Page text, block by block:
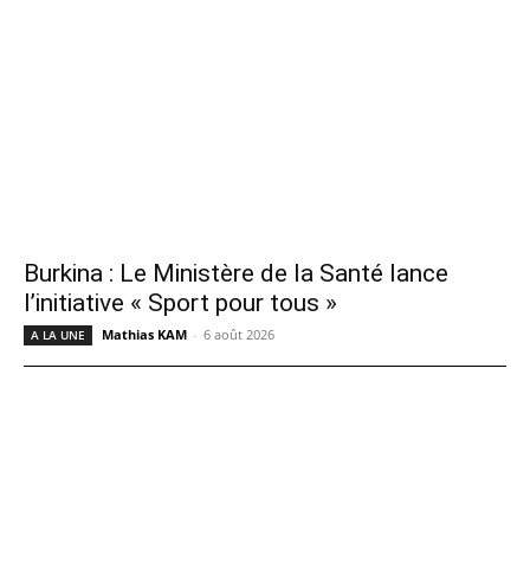
Burkina : Le Ministère de la Santé lance
l’initiative « Sport pour tous »
A LA UNE Mathias KAM - 6 août 2026